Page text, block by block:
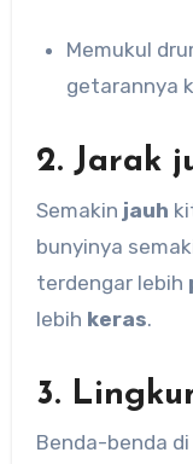
Memukul drum dengan pelan membuat
getarannya
2. Jarak
Semakin jauh
bunyinya
terdengar lebih
lebih keras.
3.
Benda-benda